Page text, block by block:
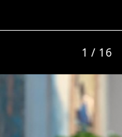
1 / 16